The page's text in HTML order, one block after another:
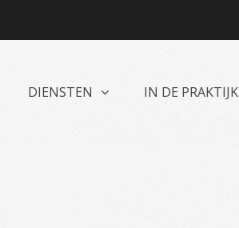
DIENSTEN IN DE PRAKTIJK